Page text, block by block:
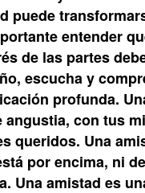
puede
entender
de las partes
escucha y
profunda.
con tus
queridos. Una
por encima, ni
Una amistad es